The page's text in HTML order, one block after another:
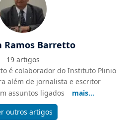
Ramos Barretto
19 artigos
é colaborador do Instituto Plinio
além de jornalista e escritor
assuntos ligados
mais...
outros artigos